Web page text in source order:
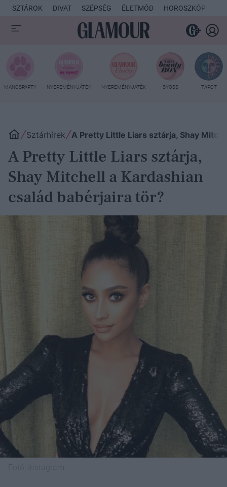
SZTÁROK DIVAT SZÉPSÉG ÉLETMÓD HOROSZKÓP
MANCSPARTY NYEREMÉNYJÁTÉK NYEREMÉNYJÁTÉK SYOSS TAROT
Sztárhírek A Pretty Little Liars sztárja, Shay
A Pretty Little Liars sztárja,
Shay Mitchell a Kardashian
család babérjaira tör?